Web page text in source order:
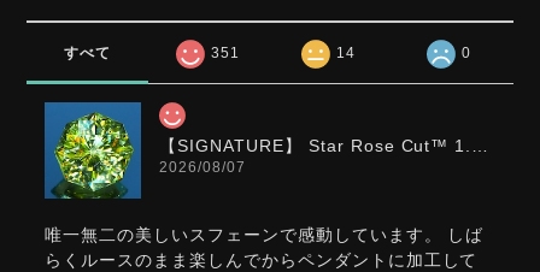
すべて 351 14 0
【SIGNATURE】 Star Rose Cut™️ 1.0ct Natural Green Sphene
2026/08/07
唯一無二の美しいスフェーンで感動しています。 しば
らくルースのまま楽しんでからペンダントに加工して